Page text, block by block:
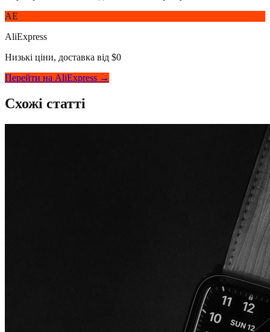
AE
AliExpress
Низькі ціни, доставка від $0
Перейти на AliExpress →
Схожі статті